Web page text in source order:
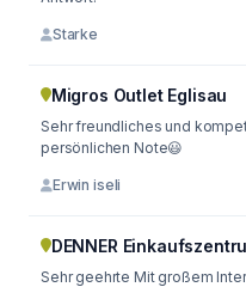
Starke
Migros Outlet Eglisau
Sehr freundliches und
persönlichen Note😃
Erwin iseli
DENNER
Sehr geehrte Mit großem